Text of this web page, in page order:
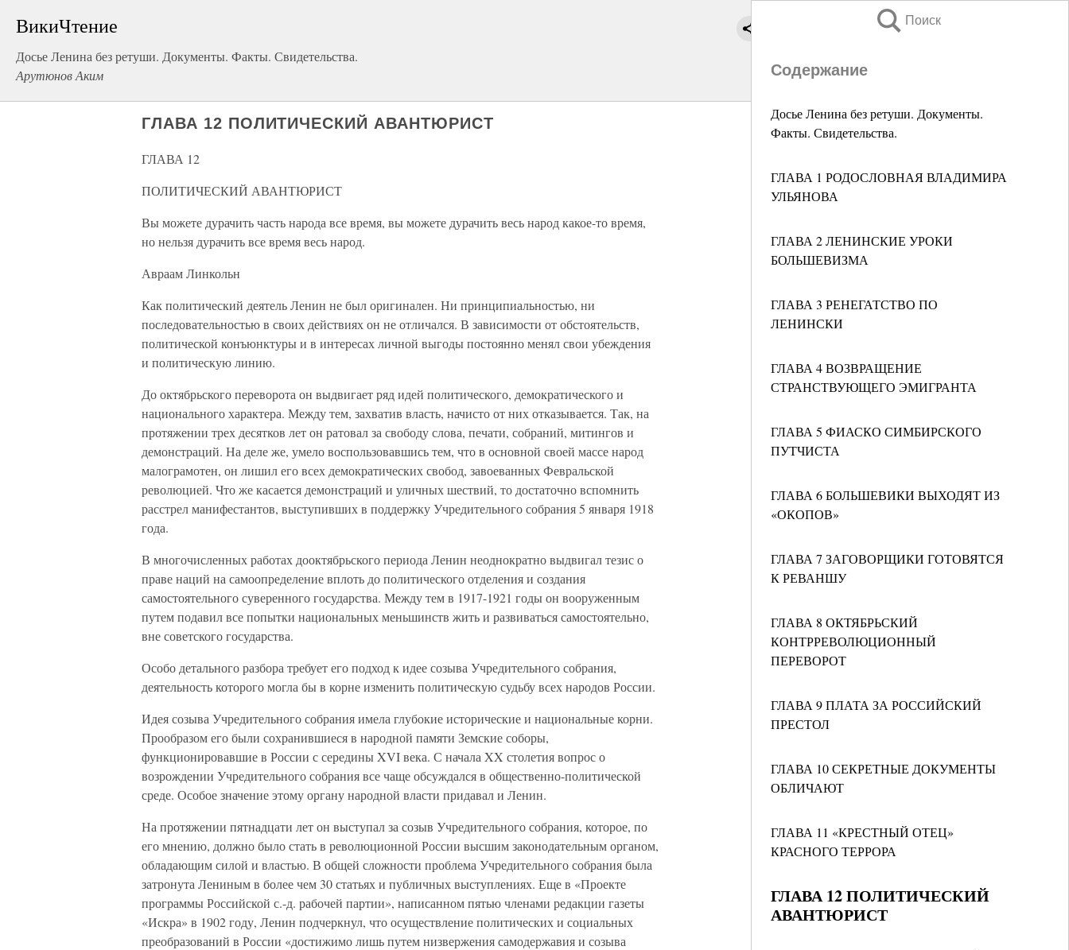
ВикиЧтение
Досье Ленина без ретуши. Документы. Факты. Свидетельства.
Арутюнов Аким
Поиск
Содержание
Досье Ленина без ретуши. Документы.
Факты. Свидетельства.
ГЛАВА 1 РОДОСЛОВНАЯ ВЛАДИМИРА
УЛЬЯНОВА
ГЛАВА 2 ЛЕНИНСКИЕ УРОКИ
БОЛЬШЕВИЗМА
ГЛАВА 3 РЕНЕГАТСТВО ПО
ЛЕНИНСКИ
ГЛАВА 4 ВОЗВРАЩЕНИЕ
СТРАНСТВУЮЩЕГО ЭМИГРАНТА
ГЛАВА 5 ФИАСКО СИМБИРСКОГО
ПУТЧИСТА
ГЛАВА 6 БОЛЬШЕВИКИ ВЫХОДЯТ ИЗ
«ОКОПОВ»
ГЛАВА 7 ЗАГОВОРЩИКИ ГОТОВЯТСЯ
К РЕВАНШУ
ГЛАВА 8 ОКТЯБРЬСКИЙ
КОНТРРЕВОЛЮЦИОННЫЙ
ПЕРЕВОРОТ
ГЛАВА 9 ПЛАТА ЗА РОССИЙСКИЙ
ПРЕСТОЛ
ГЛАВА 10 СЕКРЕТНЫЕ ДОКУМЕНТЫ
ОБЛИЧАЮТ
ГЛАВА 11 «КРЕСТНЫЙ ОТЕЦ»
КРАСНОГО ТЕРРОРА
ГЛАВА 12 ПОЛИТИЧЕСКИЙ
АВАНТЮРИСТ
ГЛАВА 12 ПОЛИТИЧЕСКИЙ АВАНТЮРИСТ
ГЛАВА 12
ПОЛИТИЧЕСКИЙ АВАНТЮРИСТ
Вы можете дурачить часть народа все время, вы можете дурачить весь народ какое-то время,
но нельзя дурачить все время весь народ.
Авраам Линкольн
Как политический деятель Ленин не был оригинален. Ни принципиальностью, ни
последовательностью в своих действиях он не отличался. В зависимости от обстоятельств,
политической конъюнктуры и в интересах личной выгоды постоянно менял свои убеждения
и политическую линию.
До октябрьского переворота он выдвигает ряд идей политического, демократического и
национального характера. Между тем, захватив власть, начисто от них отказывается. Так, на
протяжении трех десятков лет он ратовал за свободу слова, печати, собраний, митингов и
демонстраций. На деле же, умело воспользовавшись тем, что в основной своей массе народ
малограмотен, он лишил его всех демократических свобод, завоеванных Февральской
революцией. Что же касается демонстраций и уличных шествий, то достаточно вспомнить
расстрел манифестантов, выступивших в поддержку Учредительного собрания 5 января 1918
года.
В многочисленных работах дооктябрьского периода Ленин неоднократно выдвигал тезис о
праве наций на самоопределение вплоть до политического отделения и создания
самостоятельного суверенного государства. Между тем в 1917-1921 годы он вооруженным
путем подавил все попытки национальных меньшинств жить и развиваться самостоятельно,
вне советского государства.
Особо детального разбора требует его подход к идее созыва Учредительного собрания,
деятельность которого могла бы в корне изменить политическую судьбу всех народов России.
Идея созыва Учредительного собрания имела глубокие исторические и национальные корни.
Прообразом его были сохранившиеся в народной памяти Земские соборы,
функционировавшие в России с середины XVI века. С начала XX столетия вопрос о
возрождении Учредительного собрания все чаще обсуждался в общественно-политической
среде. Особое значение этому органу народной власти придавал и Ленин.
На протяжении пятнадцати лет он выступал за созыв Учредительного собрания, которое, по
его мнению, должно было стать в революционной России высшим законодательным органом,
обладающим силой и властью. В общей сложности проблема Учредительного собрания была
затронута Лениным в более чем 30 статьях и публичных выступлениях. Еще в «Проекте
программы Российской с.-д. рабочей партии», написанном пятью членами редакции газеты
«Искра» в 1902 году, Ленин подчеркнул, что осуществление политических и социальных
преобразований в России «достижимо лишь путем низвержения самодержавия и созыва